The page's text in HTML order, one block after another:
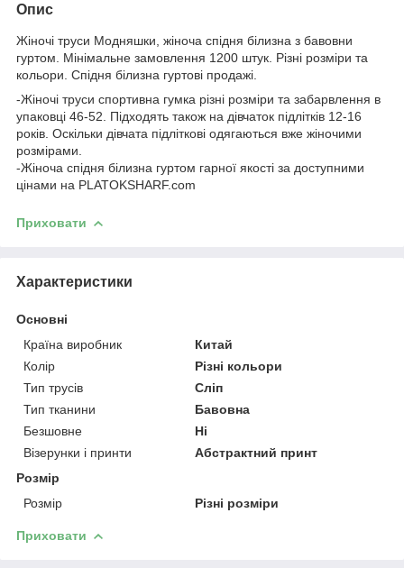
Опис
Жіночі труси Модняшки, жіноча спідня білизна з бавовни
гуртом. Мінімальне замовлення 1200 штук. Різні розміри та
кольори. Спідня білизна гуртові продажі.
-Жіночі труси спортивна гумка різні розміри та забарвлення в
упаковці 46-52. Підходять також на дівчаток підлітків 12-16
років. Оскільки дівчата підліткові одягаються вже жіночими
розмірами.
-Жіноча спідня білизна гуртом гарної якості за доступними
цінами на PLATOKSHARF.com
Приховати
Характеристики
Основні
Країна виробник
Китай
Колір
Різні кольори
Тип трусів
Сліп
Тип тканини
Бавовна
Безшовне
Ні
Візерунки і принти
Абстрактний принт
Розмір
Розмір
Різні розміри
Приховати